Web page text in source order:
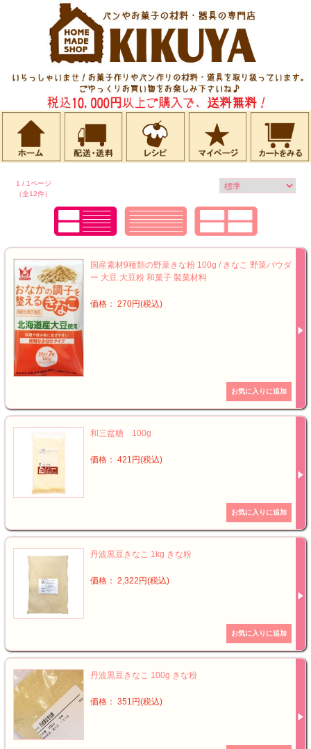
1 / 1ページ
（全12件）
国産素材9種類の野菜きな粉 100g / きなこ 野菜パウダ
ー 大豆 大豆粉 和菓子 製菓材料
価格： 270円(税込)
和三盆糖 100g
価格： 421円(税込)
丹波黒豆きなこ 1kg きな粉
価格： 2,322円(税込)
丹波黒豆きなこ 100g きな粉
価格： 351円(税込)